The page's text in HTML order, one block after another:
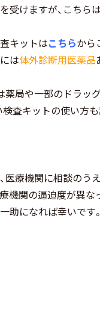
受けますが、こちら
キットはこちらから
は体外診断用医薬品
局や一部のドラッ
検査キットの使い方
医療機関に相談のう
機関の逼迫度が異な
助になれば幸いです。